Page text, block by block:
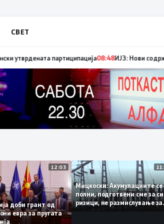
СВЕТ
08:49Лекот „Фостер“ ќе биде достапен во
12:03
доби грант од
евра за пругата
Мицкоски:
полни, подготвени сме
ризици, не
поскапување на струјата